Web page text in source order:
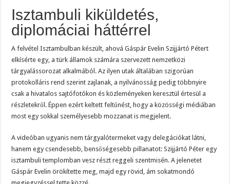
Isztambuli kiküldetés,
diplomáciai háttérrel
A felvétel Isztambulban készült, ahová Gáspár Evelin Szijjártó Pétert
elkísérte egy, a türk államok számára szervezett nemzetközi
tárgyalássorozat alkalmából. Az ilyen utak általában szigorúan
protokolláris rend szerint zajlanak, a nyilvánosság pedig többnyire
csak a hivatalos sajtófotókon és közleményeken keresztül értesül a
részletekről. Éppen ezért keltett feltűnést, hogy a közösségi médiában
most egy sokkal személyesebb mozzanat is megjelent.
A videóban ugyanis nem tárgyalótermeket vagy delegációkat látni,
hanem egy csendesebb, bensőségesebb pillanatot: Szijjártó Péter egy
isztambuli templomban vesz részt reggeli szentmisén. A jelenetet
Gáspár Evelin örökítette meg, majd egy rövid, ám sokatmondó